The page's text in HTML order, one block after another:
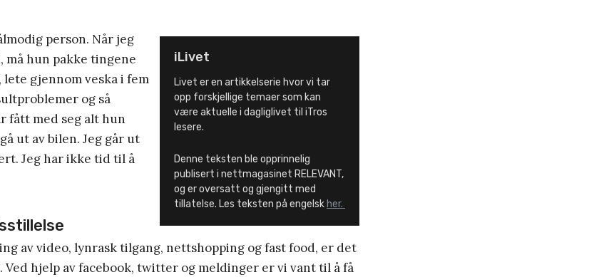
iLivet
Livet er en artikkelserie hvor vi tar
opp forskjellige temaer som kan
være aktuelle i dagliglivet til iTros
lesere.
Denne teksten ble opprinnelig
publisert i nettmagasinet RELEVANT,
og er oversatt og gjengitt med
tillatelse. Les teksten på engelsk her.
person. Når jeg
må hun pakke tingene
gjennom veska i fem
og så
fått med seg alt hun
ut av bilen. Jeg går ut
Jeg har ikke tid til å
av video, lynrask tilgang, nettshopping og fast food, er det
hjelp av facebook, twitter og meldinger er vi vant til å få